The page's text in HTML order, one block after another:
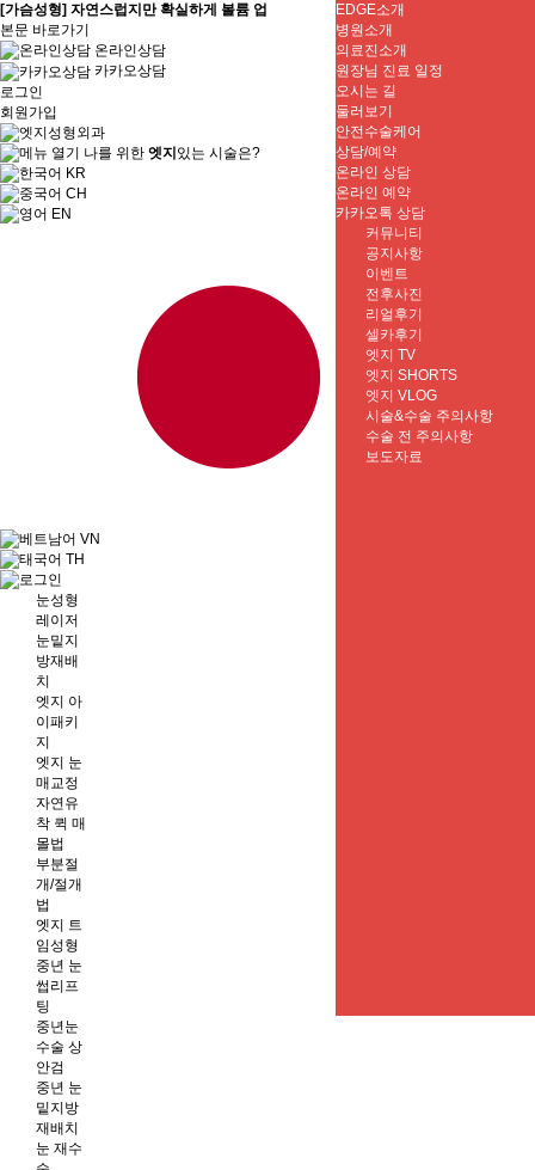
[가슴성형] 자연스럽지만 확실하게 볼륨 업
본문 바로가기
온라인상담
카카오상담
로그인
회원가입
나를 위한 엣지있는 시술은?
KR
CH
EN
VN
TH
눈성형
레이저
눈밑지
방재배
치
엣지 아
이패키
지
엣지 눈
매교정
자연유
착 퀵 매
몰법
부분절
개/절개
법
엣지 트
임성형
중년 눈
썹리프
팅
중년눈
수술 상
안검
중년 눈
밑지방
재배치
눈 재수
EDGE소개
병원소개
의료진소개
원장님 진료 일정
오시는 길
둘러보기
안전수술케어
상담/예약
온라인 상담
온라인 예약
카카오톡 상담
커뮤니티
공지사항
이벤트
전후사진
리얼후기
셀카후기
엣지 TV
엣지 SHORTS
엣지 VLOG
시술&수술 주의사항
수술 전 주의사항
보도자료